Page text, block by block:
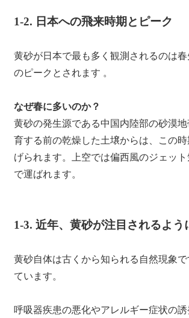
1-2. 日本への飛来時期とピーク
黄砂が日本で最も多く観測されるのは
のピークとされます 。
なぜ春に多いのか？
黄砂の発生源である中国内陸部の砂漠
育する前の乾燥した土壌からは、この
げられます。上空では偏西風のジェッ
で運ばれます。
1-3. 近年、黄砂が注目されるよう
黄砂自体は古くから知られる自然現象
ています。
呼吸器疾患の悪化やアレルギー症状の